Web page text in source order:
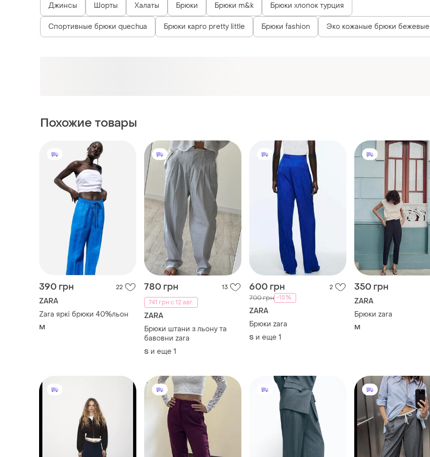
Джинсы Шорты Халаты Брюки Брюки m&k Брюки хлопок турция
Спортивные брюки quechua Брюки карго pretty little Брюки fashion Эко кожаные брюки бежевые
390 грн
Zara яркі брюки 40%льон
780 грн
741 грн с 12 авг.
ZARA
Брюки штани з льону та
и еще 1
600 грн
-15%
Брюки zara
и еще 1
350 грн
Брюки zara
M